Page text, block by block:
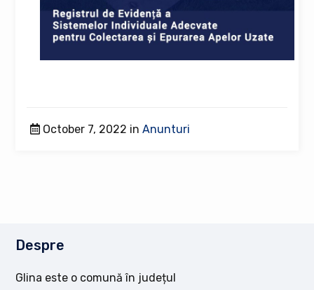
October 7, 2022 inAnunturi
Despre
Glina este o comună în județul